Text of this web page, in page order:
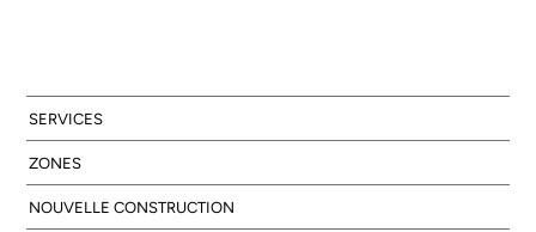
SERVICES
ZONES
NOUVELLE CONSTRUCTION